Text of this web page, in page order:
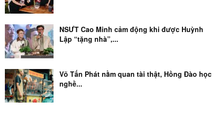
NSƯT Cao Minh cảm động khi được Huỳnh
Lập “tặng nhà”,...
Võ Tấn Phát nằm quan tài thật, Hồng Đào học
nghề...